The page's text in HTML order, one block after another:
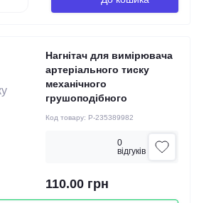
Нагнітач для вимірювача
артеріального тиску
механічного
грушоподібного
Код товару: P-235389982
0
вiдгукiв
110.00 грн